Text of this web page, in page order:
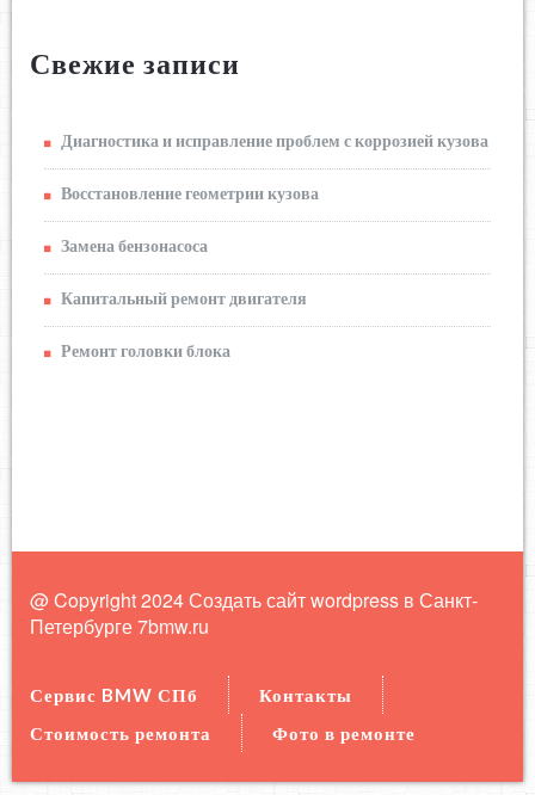
Свежие записи
Диагностика и исправление проблем с коррозией кузова
Восстановление геометрии кузова
Замена бензонасоса
Капитальный ремонт двигателя
Ремонт головки блока
@ Copyright 2024 Создать сайт wordpress в Санкт-
Петербурге7bmw.ru
Сервис BMW СПб
Контакты
Стоимость ремонта
Фото в ремонте